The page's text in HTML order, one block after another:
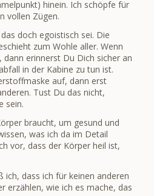
hinein. Ich schöpfe für
vollen Zügen.
doch egoistisch sei. Die
zum Wohle aller. Wenn
erinnerst Du Dich sicher an
in der Kabine zu tun ist.
auf, dann erst
Tust Du das nicht,
sein.
braucht, um gesund und
was ich da im Detail
vor, dass der Körper heil ist,
ich, dass ich für keinen anderen
erzählen, wie ich es mache, das